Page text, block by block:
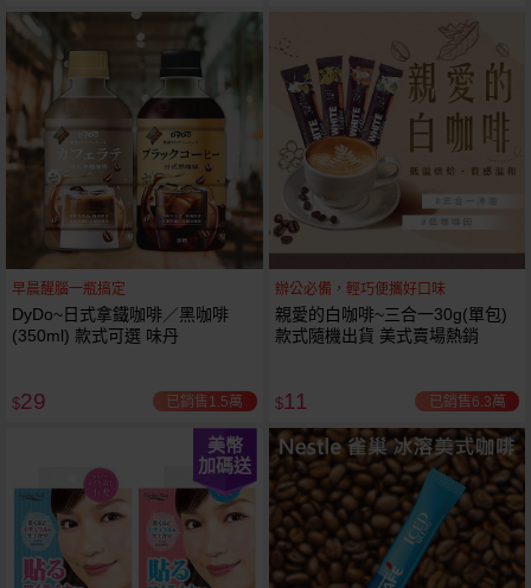
早晨醒腦一瓶搞定
DyDo~日式拿鐵咖啡／黑咖啡
(350ml) 款式可選 味丹
$29 已銷售1.5萬
辦公必備，輕巧便攜好口味
親愛的白咖啡~三合一30g(單包)
款式隨機出貨 美式賣場熱銷
$11 已銷售6.3萬
美幣
加碼送